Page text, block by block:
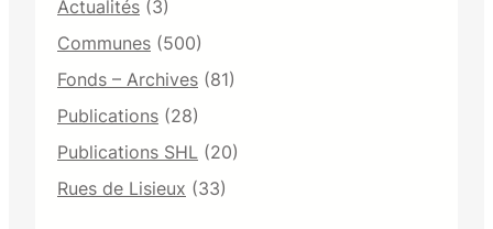
Actualités (3)
Communes (500)
Fonds – Archives (81)
Publications (28)
Publications SHL (20)
Rues de Lisieux (33)